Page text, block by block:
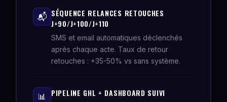
📬 SÉQUENCE RELANCES RETOUCHES
J+90/J+100/J+110
SMS et email automatiques déclenchés
après chaque acte. Taux de retour
retouches : +35-50% vs sans système.
📊 PIPELINE GHL + DASHBOARD SUIVI